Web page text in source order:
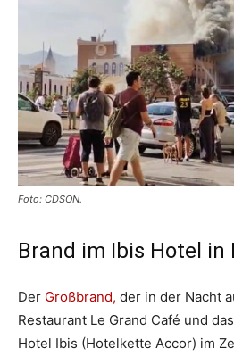
Foto: CDSON.
Brand im Ibis Hotel in
Der Großbrand, der in der Nacht
Restaurant Le Grand Café und
Hotel Ibis (Hotelkette Accor) im